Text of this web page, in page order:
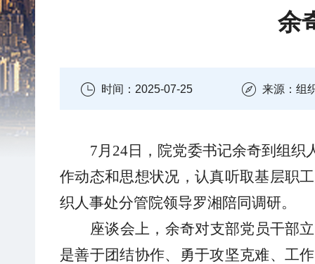
余
时间：2025-07-25 来源：组
7月24日，院党委书记余奇到组
作动态和思想状况，认真听取基层职
织人事处分管院领导罗湘陪同调研。
座谈会上，余奇对支部党员干部
是善于团结协作、勇于攻坚克难、工